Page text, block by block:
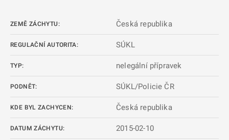
ZEMĚ ZÁCHYTU: Česká republika
REGULAČNÍ AUTORITA: SÚKL
TYP: nelegální přípravek
PODNĚT: SÚKL/Policie ČR
KDE BYL ZACHYCEN: Česká republika
DATUM ZÁCHYTU: 2015-02-10